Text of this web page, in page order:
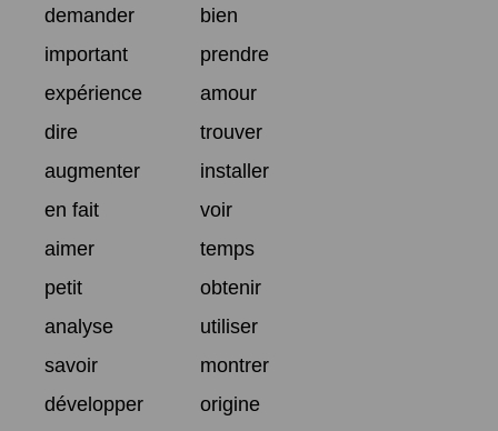
demander
bien
important
prendre
expérience
amour
dire
trouver
augmenter
installer
en fait
voir
aimer
temps
petit
obtenir
analyse
utiliser
savoir
montrer
développer
origine